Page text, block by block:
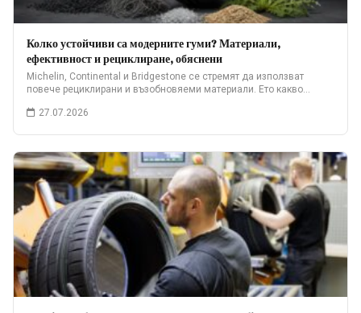
Колко устойчиви са модерните гуми? Материали,
ефективност и рециклиране, обяснени
Michelin, Continental и Bridgestone се стремят да използват
повече рециклирани и възобновяеми материали. Ето какво…
27.07.2026